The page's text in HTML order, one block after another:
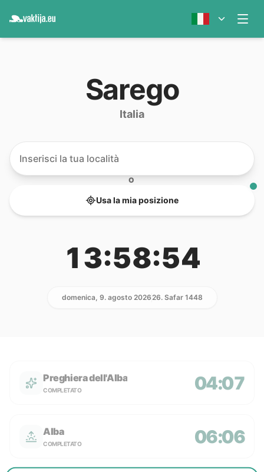
Sarego
Italia
O
Usa la mia posizione
13:58:54
domenica, 9. agosto 202626. Safar 1448
Preghiera dell'Alba
COMPLETATO 04:07
Alba
COMPLETATO 06:06